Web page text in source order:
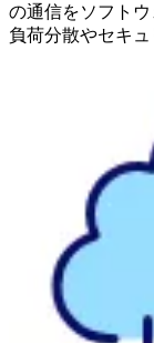
の通信をソフト
負荷分散やセキ